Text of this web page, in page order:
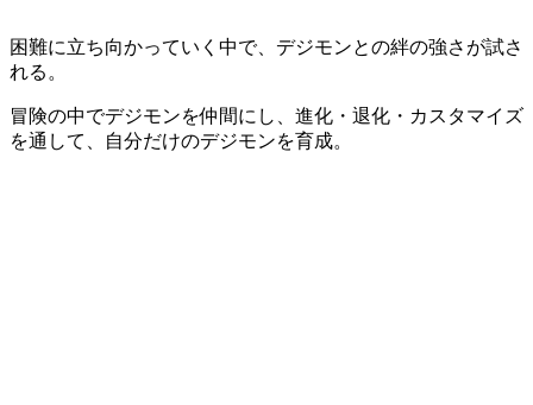
困難に立ち向かっていく中で、デジモンとの絆の強さが試さ
れる。
冒険の中でデジモンを仲間にし、進化・退化・カスタマイズ
を通して、自分だけのデジモンを育成。